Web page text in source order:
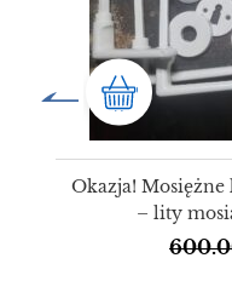
Okazja!
– lity